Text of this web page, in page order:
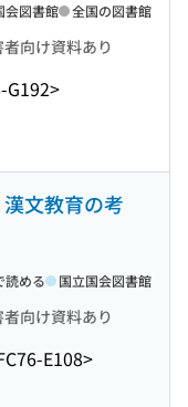
者向け資料あり
G192>
会図書館 全国の図書館
文教育の考
者向け資料あり
E108>
読める 国立国会図書館